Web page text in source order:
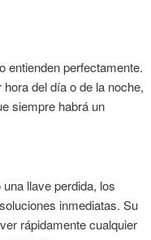
entienden perfectamente.
del día o de la noche,
siempre habrá un
llave perdida, los
inmediatas. Su
rápidamente cualquier